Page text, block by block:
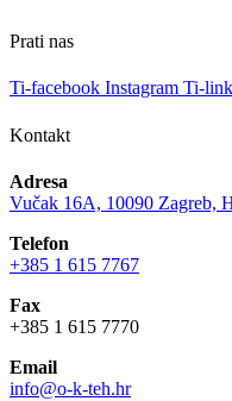
Prati nas
Ti-facebook Instagram Ti-
Kontakt
Adresa
Vučak 16A, 10090 Zagreb,
Telefon
+385 1 615 7767
Fax
+385 1 615 7770
Email
info@o-k-teh.hr